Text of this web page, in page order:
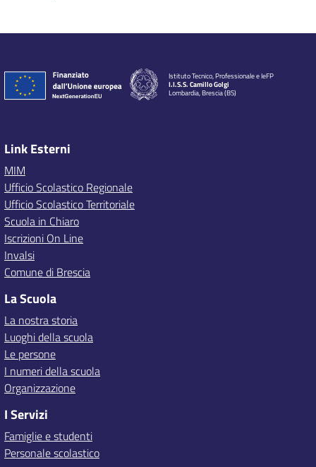
Istituto Tecnico, Professionale e IeFP
I.I.S.S. Camillo Golgi
Lombardia, Brescia (BS)
Link Esterni
MIM
Ufficio Scolastico Regionale
Ufficio Scolastico Territoriale
Scuola in Chiaro
Iscrizioni On Line
Invalsi
Comune di Brescia
La Scuola
La nostra storia
Luoghi della scuola
Le persone
I numeri della scuola
Organizzazione
I Servizi
Famiglie e studenti
Personale scolastico